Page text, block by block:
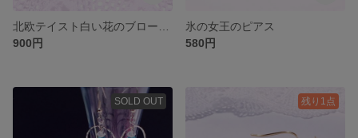
900円
氷の女王のピアス
580円
SOLD OUT 残り1点